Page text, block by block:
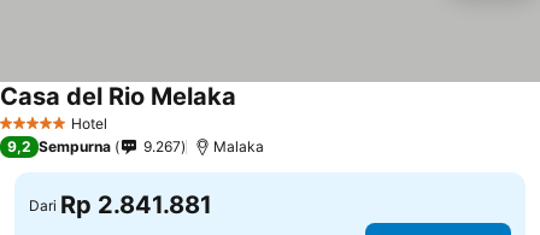
5 Bintang Hotel
Casa del Rio Melaka
9,2 Sempurna 9.267 Malaka
Dari Rp 2.841.881